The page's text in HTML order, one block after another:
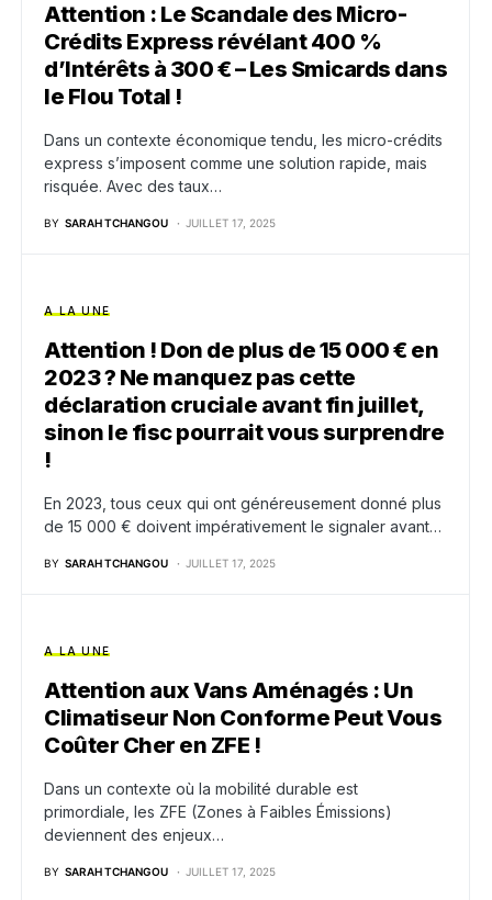
Attention : Le Scandale des Micro-
Crédits Express révélant 400 %
d’Intérêts à 300 € – Les Smicards dans
le Flou Total !
Dans un contexte économique tendu, les micro-crédits
express s’imposent comme une solution rapide, mais
risquée. Avec des taux…
BY SARAH TCHANGOU JUILLET 17, 2025
A LA UNE
Attention ! Don de plus de 15 000 € en
2023 ? Ne manquez pas cette
déclaration cruciale avant fin juillet,
sinon le fisc pourrait vous surprendre
!
En 2023, tous ceux qui ont généreusement donné plus
de 15 000 € doivent impérativement le signaler avant…
BY SARAH TCHANGOU JUILLET 17, 2025
A LA UNE
Attention aux Vans Aménagés : Un
Climatiseur Non Conforme Peut Vous
Coûter Cher en ZFE !
Dans un contexte où la mobilité durable est
primordiale, les ZFE (Zones à Faibles Émissions)
deviennent des enjeux…
BY SARAH TCHANGOU JUILLET 17, 2025